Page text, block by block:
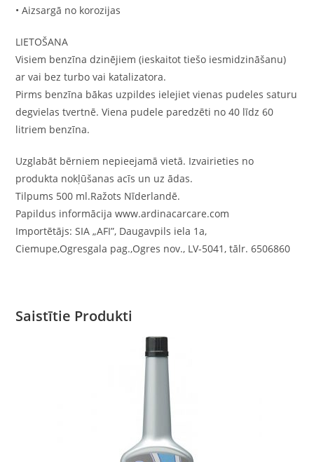
• Aizsargā no korozijas
LIETOŠANA
Visiem benzīna dzinējiem (ieskaitot tiešo iesmidzināšanu)
ar vai bez turbo vai katalizatora.
Pirms benzīna bākas uzpildes ielejiet vienas pudeles saturu
degvielas tvertnē. Viena pudele paredzēti no 40 līdz 60
litriem benzīna.
Uzglabāt bērniem nepieejamā vietā. Izvairieties no
produkta nokļūšanas acīs un uz ādas.
Tilpums 500 ml.Ražots Nīderlandē.
Papildus informācija www.ardinacarcare.com
Importētājs: SIA „AFI”, Daugavpils iela 1a,
Ciemupe,Ogresgala pag.,Ogres nov., LV-5041, tālr. 6506860
Saistītie Produkti